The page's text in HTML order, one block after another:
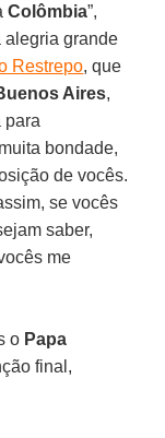
Colômbia”,
alegria grande
Restrepo, que
Aires,
para
bondade,
de vocês.
se vocês
saber,
me
o Papa
final,